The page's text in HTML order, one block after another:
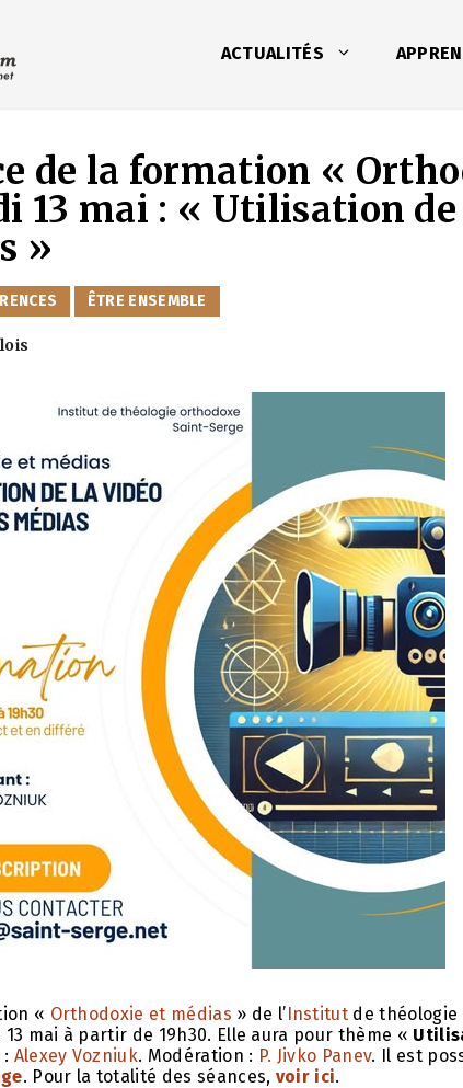
ACTUALITÉS
de la formation «
13 mai : « Utilisation
»
ÊTRE ENSEMBLE
« Orthodoxie et médias » de l’Institut de
mai à partir de 19h30. Elle aura pour thème «
Alexey Vozniuk. Modération : P. Jivko Panev. Il est
. Pour la totalité des séances, voir ici.